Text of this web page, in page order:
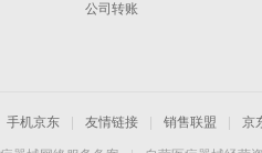
公司转账
手机京东 友情链接 销售联盟 京